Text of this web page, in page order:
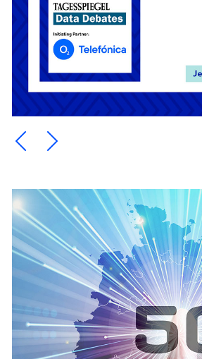
Ein Element zurück blättern
Ein Element weiter blättern